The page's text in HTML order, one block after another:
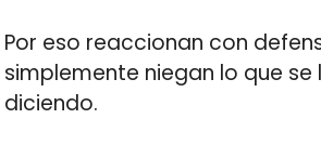
Por eso reaccionan con
simplemente niegan lo que se
diciendo.